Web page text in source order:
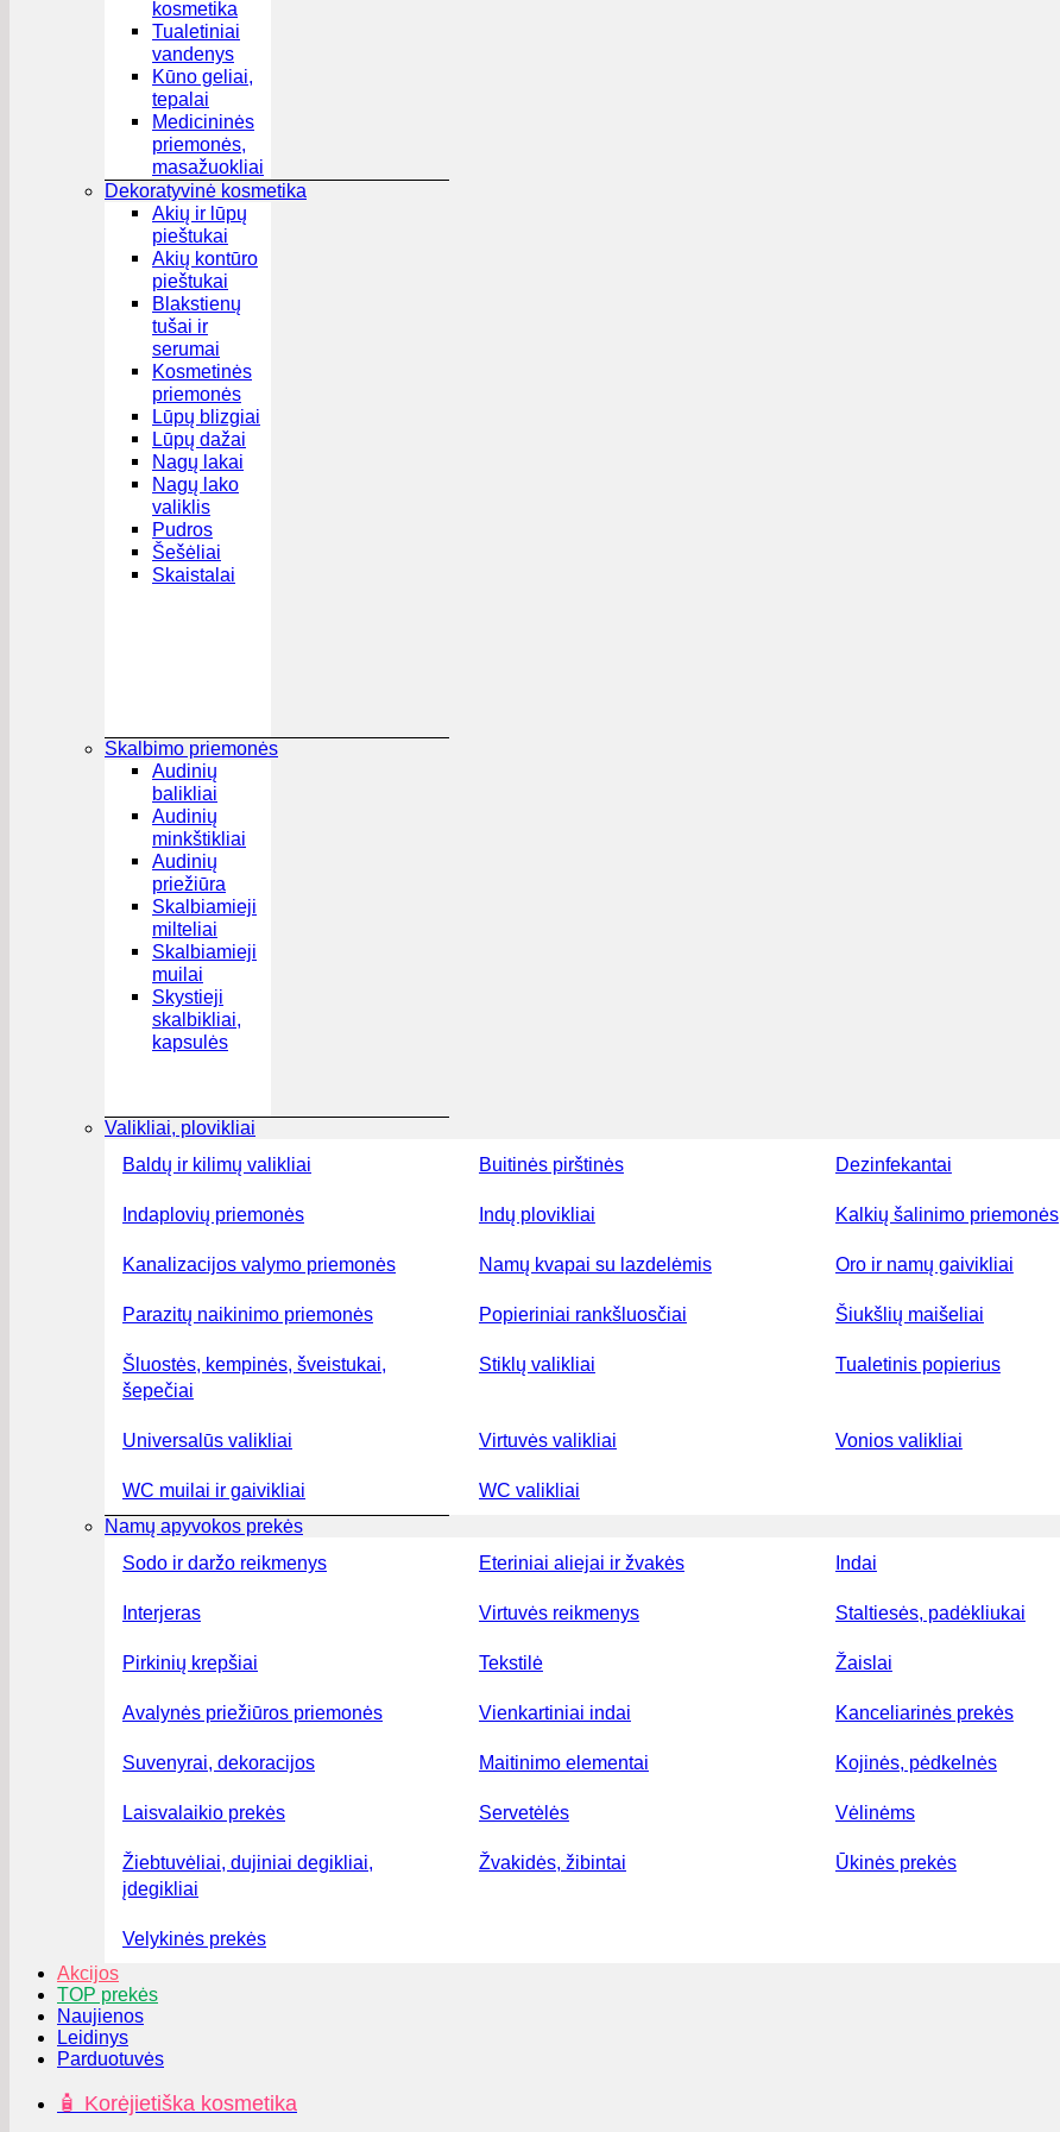
kosmetika
Tualetiniai
vandenys
Kūno geliai,
tepalai
Medicininės
priemonės,
masažuokliai
Dekoratyvinė kosmetika
Akių ir lūpų
pieštukai
Akių kontūro
pieštukai
Blakstienų
tušai ir
serumai
Kosmetinės
priemonės
Lūpų blizgiai
Lūpų dažai
Nagų lakai
Nagų lako
valiklis
Pudros
Šešėliai
Skaistalai
Skalbimo priemonės
Audinių
balikliai
Audinių
minkštikliai
Audinių
priežiūra
Skalbiamieji
milteliai
Skalbiamieji
muilai
Skystieji
skalbikliai,
kapsulės
Valikliai, plovikliai
Baldų ir kilimų valikliai Buitinės pirštinės Dezinfekantai
Indaplovių priemonės Indų plovikliai Kalkių šalinimo priemonės
Kanalizacijos valymo priemonės Namų kvapai su lazdelėmis Oro ir namų gaivikliai
Parazitų naikinimo priemonės Popieriniai rankšluosčiai Šiukšlių maišeliai
Šluostės, kempinės, šveistukai,
šepečiai
Stiklų valikliai Tualetinis popierius
Universalūs valikliai Virtuvės valikliai Vonios valikliai
WC muilai ir gaivikliai WC valikliai
Namų apyvokos prekės
Sodo ir daržo reikmenys Eteriniai aliejai ir žvakės Indai
Interjeras Virtuvės reikmenys Staltiesės, padėkliukai
Pirkinių krepšiai Tekstilė Žaislai
Avalynės priežiūros priemonės Vienkartiniai indai Kanceliarinės prekės
Suvenyrai, dekoracijos Maitinimo elementai Kojinės, pėdkelnės
Laisvalaikio prekės Servetėlės Vėlinėms
Žiebtuvėliai, dujiniai degikliai,
įdegikliai
Žvakidės, žibintai Ūkinės prekės
Velykinės prekės
Akcijos
TOP prekės
Naujienos
Leidinys
Parduotuvės
🧴 Korėjietiška kosmetika